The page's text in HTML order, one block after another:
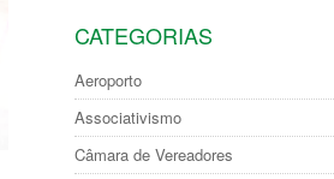
CATEGORIAS
Aeroporto
Associativismo
Câmara de Vereadores